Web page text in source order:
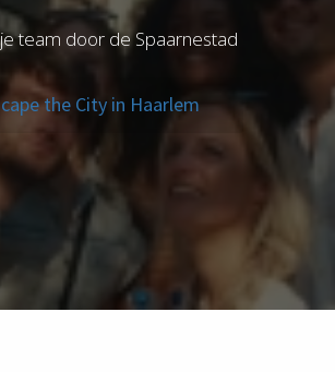
team door de Spaarnestad
the City in Haarlem